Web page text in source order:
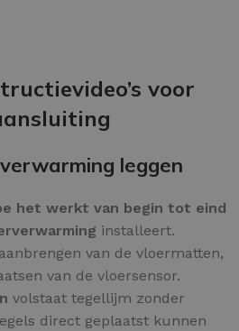
voor
leggen
het werkt van begin tot eind
installeert.
van de vloermatten,
van de vloersensor.
volstaat tegellijm zonder
direct geplaatst kunnen